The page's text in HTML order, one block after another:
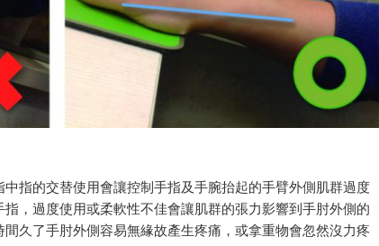
指的交替使用會讓控制手指及手腕抬起的手臂外側肌群過度
，過度使用或柔軟性不佳會讓肌群的張力影響到手肘外側的
久了手肘外側容易無緣故產生疼痛，或拿重物會忽然沒力疼